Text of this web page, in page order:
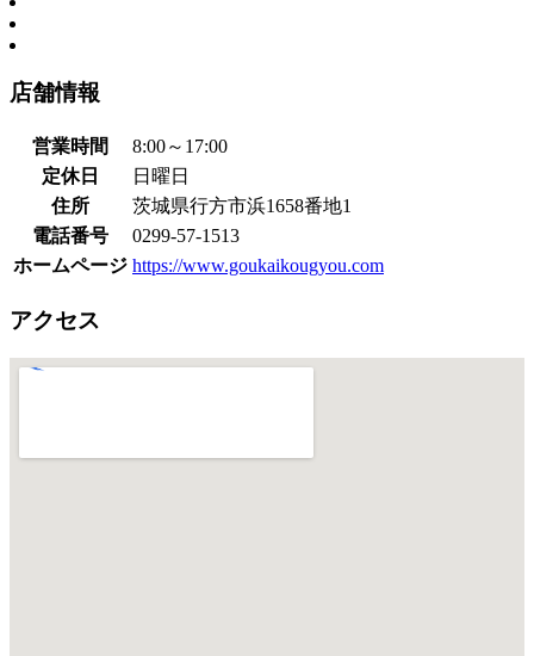
店舗情報
営業時間
8:00～17:00
定休日
日曜日
住所
茨城県行方市浜1658番地1
電話番号
0299-57-1513
ホームページ https://www.goukaikougyou.com
アクセス